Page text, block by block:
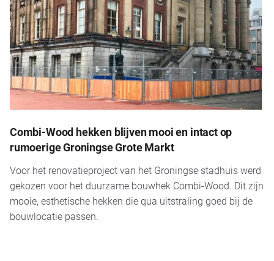
Combi-Wood hekken blijven mooi en intact op
rumoerige Groningse Grote Markt
Voor het renovatieproject van het Groningse stadhuis werd
gekozen voor het duurzame bouwhek Combi-Wood. Dit zijn
mooie, esthetische hekken die qua uitstraling goed bij de
bouwlocatie passen.